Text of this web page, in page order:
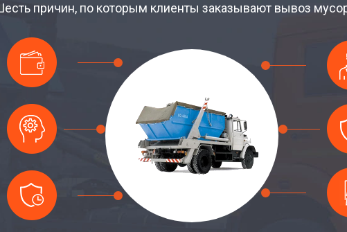
причин, по которым клиенты заказывают вывоз